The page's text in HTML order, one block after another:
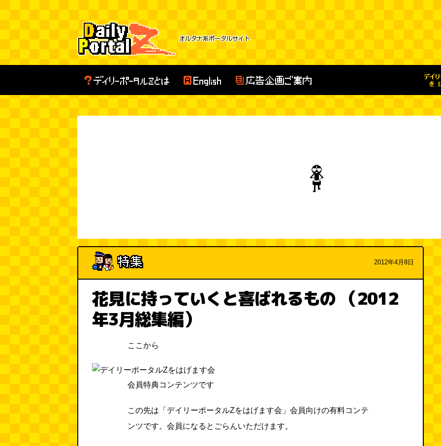
2012年4月8日
花見に持っていくと喜ばれるもの （2012
年3月総集編）
ここから
会員特典コンテンツです
この先は「デイリーポータルZをはげます会」会員向けの有料コンテ
ンツです。会員になるとごらんいただけます。